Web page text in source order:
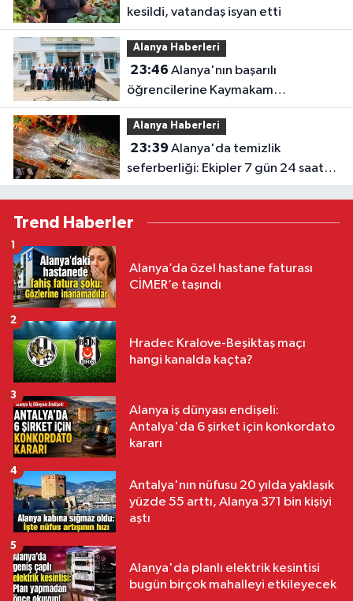
kesildi, vatandaş isyan etti
Alanya Haberleri
23:46
öğrencilerine Kaymakam
Öztürk'ten tebrik
Alanya Haberleri
23:39
seferberliği: Ekipler 7 gün 24 saat
sahada
Trend Haberler
Alanya’da özel hastane faturası
CİMER’e taşındı
1
Hradec Kralove-Beşiktaş maçı
hangi kanalda kaçta?
2
Alanya iş dünyası endişeli:
Antalya'da 6 şirket için konkordato
kararı
3
Antalya'nın nüfusu 20 yılda yaklaşık
yüzde 55 arttı, Alanya 371 bin kişiyi
aştı
4
Alanya'da planlı elektrik kesintisi
bugün birçok mahalleyi etkileyecek
5